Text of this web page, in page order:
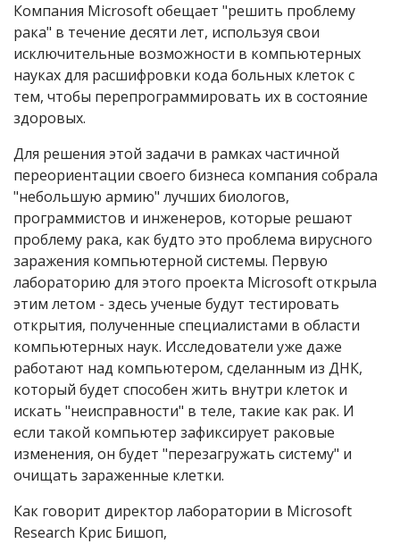
Компания Microsoft обещает "решить проблему
рака" в течение десяти лет, используя свои
исключительные возможности в компьютерных
науках для расшифровки кода больных клеток с
тем, чтобы перепрограммировать их в состояние
здоровых.
Для решения этой задачи в рамках частичной
переориентации своего бизнеса компания собрала
"небольшую армию" лучших биологов,
программистов и инженеров, которые решают
проблему рака, как будто это проблема вирусного
заражения компьютерной системы. Первую
лабораторию для этого проекта Microsoft открыла
этим летом - здесь ученые будут тестировать
открытия, полученные специалистами в области
компьютерных наук. Исследователи уже даже
работают над компьютером, сделанным из ДНК,
который будет способен жить внутри клеток и
искать "неисправности" в теле, такие как рак. И
если такой компьютер зафиксирует раковые
изменения, он будет "перезагружать систему" и
очищать зараженные клетки.
Как говорит директор лаборатории в Microsoft
Research Крис Бишоп,